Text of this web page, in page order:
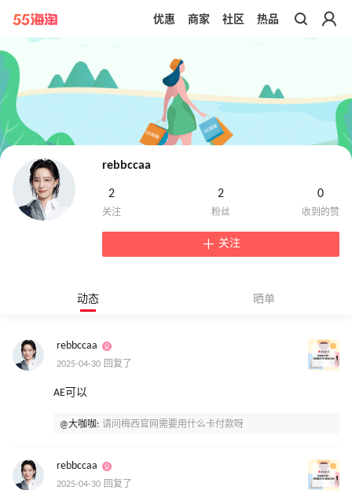
带你去官网买正品
优惠 商家 社区 热品
rebbccaa
2 2 0
关注
动态 晒单
rebbccaa
2025-04-30 回复了
AE可以
@大咖咖: 请问梅西官网需要用什么卡付款呀
rebbccaa
2025-04-30 回复了